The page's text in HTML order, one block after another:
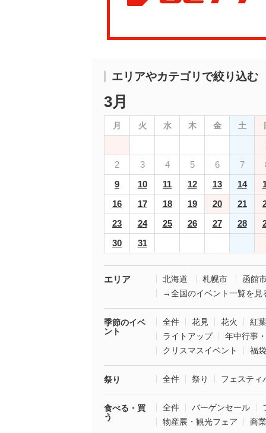
エリアやカテゴリで絞り込む
3月
月 火 水 木 金 土
2
3 4 5 6 7
9
10 11 12 13 14
16
17 18 19 20 21
23
24 25 26 27 28
30
31
エリア 北海道 札幌市
函館
→全国のイベント一覧を見
季節のイベ
ント
全件 花見 花火
紅葉
ライトアップ
年中行事
クリスマスイベント
福
祭り 全件 祭り フェスティ
食べる・買
う
全件 バーゲンセール
物産展・観光フェア
商